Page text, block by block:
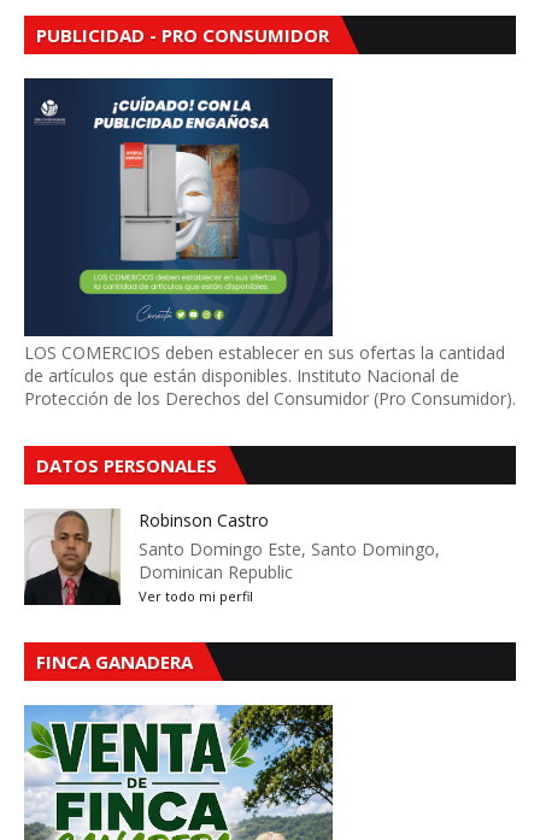
PUBLICIDAD - PRO CONSUMIDOR
LOS COMERCIOS deben establecer en sus ofertas la cantidad
de artículos que están disponibles. Instituto Nacional de
Protección de los Derechos del Consumidor (Pro Consumidor).
DATOS PERSONALES
Robinson Castro
Santo Domingo Este, Santo Domingo,
Dominican Republic
Ver todo mi perfil
FINCA GANADERA